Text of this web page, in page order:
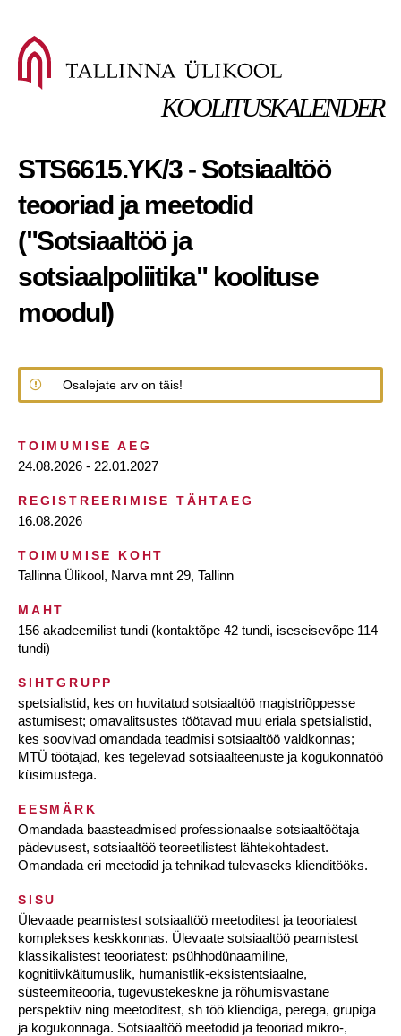
KOOLITUSKALENDER
STS6615.YK/3 - Sotsiaaltöö
teooriad ja meetodid
("Sotsiaaltöö ja
sotsiaalpoliitika" koolituse
moodul)
Osalejate arv on täis!
TOIMUMISE AEG
24.08.2026 - 22.01.2027
REGISTREERIMISE TÄHTAEG
16.08.2026
TOIMUMISE KOHT
Tallinna Ülikool, Narva mnt 29, Tallinn
MAHT
156 akadeemilist tundi (kontaktõpe 42 tundi, iseseisevõpe 114
tundi)
SIHTGRUPP
spetsialistid, kes on huvitatud sotsiaaltöö magistriõppesse
astumisest; omavalitsustes töötavad muu eriala spetsialistid,
kes soovivad omandada teadmisi sotsiaaltöö valdkonnas;
MTÜ töötajad, kes tegelevad sotsiaalteenuste ja kogukonnatöö
küsimustega.
EESMÄRK
Omandada baasteadmised professionaalse sotsiaaltöötaja
pädevusest, sotsiaaltöö teoreetilistest lähtekohtadest.
Omandada eri meetodid ja tehnikad tulevaseks klienditööks.
SISU
Ülevaade peamistest sotsiaaltöö meetoditest ja teooriatest
komplekses keskkonnas. Ülevaate sotsiaaltöö peamistest
klassikalistest teooriatest: psühhodünaamiline,
kognitiivkäitumuslik, humanistlik-eksistentsiaalne,
süsteemiteooria, tugevustekeskne ja rõhumisvastane
perspektiiv ning meetoditest, sh töö kliendiga, perega, grupiga
ja kogukonnaga. Sotsiaaltöö meetodid ja teooriad mikro-,